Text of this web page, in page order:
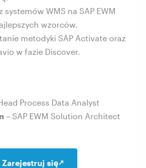
systemów WMS na SAP EWM
wzorców.
metodyki SAP Activate oraz
w fazie Discover.
Process Data Analyst
– SAP EWM Solution Architect
Zarejestruj się↗